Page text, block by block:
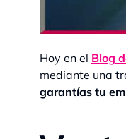
Hoy en el Blog
mediante una
garantías tu